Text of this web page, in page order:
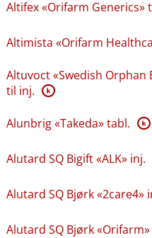
Altifex «Orifarm Generics»
Altimista «Orifarm
Altuvoct «Swedish
til inj. K
Alunbrig «Takeda» tabl. K
Alutard SQ Bigift «ALK» inj.
Alutard SQ Bjørk «2care4»
Alutard SQ Bjørk